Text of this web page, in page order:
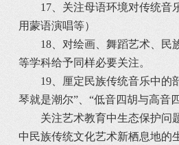
17、关注母语环境对传统音
用蒙语演唱等）
18、对绘画、舞蹈艺术、民
等学科给予同样必要关注。
19、厘定民族传统音乐中的
琴就是潮尔”、“低音四胡与高音
关注艺术教育中生态保护问
中民族传统文化艺术新栖息地的